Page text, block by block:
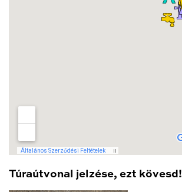
Túraútvonal jelzése, ezt kövesd!